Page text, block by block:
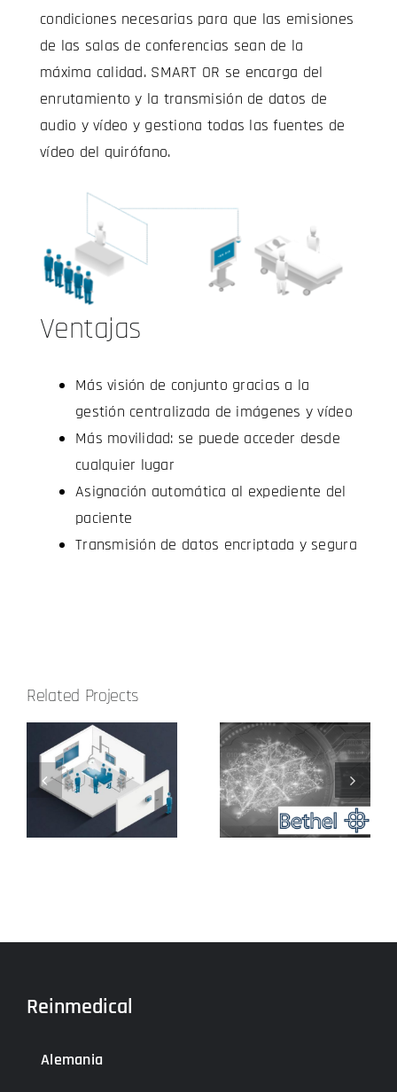
condiciones necesarias para que las emisiones
de las salas de conferencias sean de la
máxima calidad. SMART OR se encarga del
enrutamiento y la transmisión de datos de
audio y vídeo y gestiona todas las fuentes de
vídeo del quirófano.
Ventajas
Más visión de conjunto gracias a la
gestión centralizada de imágenes y vídeo
Más movilidad: se puede acceder desde
cualquier lugar
Asignación automática al expediente del
paciente
Transmisión de datos encriptada y segura
Related Projects
Centro de
Epilepsia
Bethe
Entorno
estéril
Reinmedical
Alemania